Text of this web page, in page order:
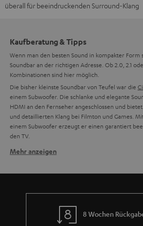
überall für beeindruckenden Surround-Klang
Kaufberatung & Tipps
Wenn man den besten Sound in kompakter Form
Soundbar an der richtigen Adresse. Ob 2.0, 2.1
Kombinationen sind hier möglich.
Die bisher kleinste Soundbar von Teufel war die
einem Subwoofer. Die schlanke und elegante
HDMI an den Fernseher angeschlossen und
und detaillierten Klang bei Filmton und Games.
einem Subwoofer erzeugt er einen garantiert
den TV.
Kompakt, kompakter, Mini-Soundbar
Raumklang. Ebenfalls enthalten sind Bluetooth,
In, ein optischer Digitaleingang und eine
Mehr anzeigen
8 Wochen